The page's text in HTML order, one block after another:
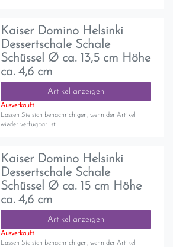
Kaiser Domino Helsinki
Dessertschale Schale
Schüssel Ø ca. 13,5 cm Höhe
ca. 4,6 cm
Artikel anzeigen
Ausverkauft
Lassen Sie sich benachrichigen, wenn der Artikel
wieder verfügbar ist.
Kaiser Domino Helsinki
Dessertschale Schale
Schüssel Ø ca. 15 cm Höhe
ca. 4,6 cm
Artikel anzeigen
Ausverkauft
Lassen Sie sich benachrichigen, wenn der Artikel